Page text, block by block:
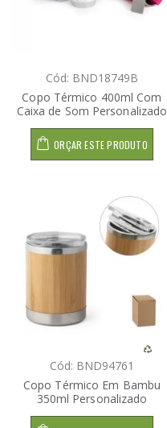
Cód: BND18749B
Copo Térmico 400ml Com
Caixa de Som Personalizado
ORÇAR ESTE PRODUTO
Cód: BND94761
Copo Térmico Em Bambu
350ml Personalizado